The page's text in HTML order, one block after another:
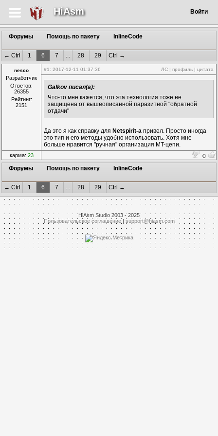
HiAsm Войти
Форумы Помощь по пакету InlineCode
← Ctrl 1 6 7 ... 28 29 Ctrl →
nesco
Разработчик
Ответов:
26355
Рейтинг:
2151
#1 : 2017-12-11 01:37:36 ЛС | профиль | цитата
Galkov писал(а):
Что-то мне кажется, что эта технология тоже не
защищена от вышеописанной паразитной "обратной
отдачи"
Да это я как справку для Netspirit-a привел. Просто иногда
это тип и его методы удобно использовать. Хотя мне
больше нравится "ручная" организация MT-цепи.
карма: 23
0
Форумы
Помощь по пакету InlineCode
← Ctrl 1 6 7 ... 28 29 Ctrl →
HiAsm Studio 2003 - 2025
Пользовательское соглашение| support@hiasm.com